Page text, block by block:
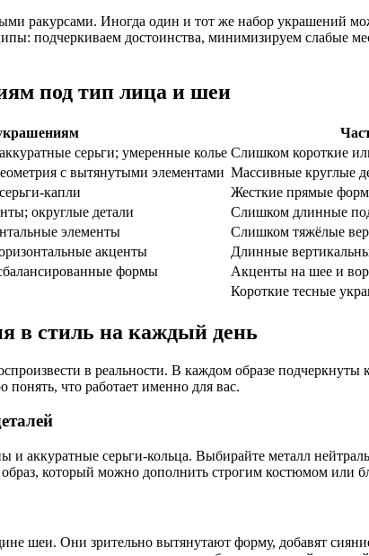
ракурсами. Иногда один и тот же набор украшений
подчеркиваем достоинства, минимизируем слабые
под тип лица и шеи
серьги; умеренные колье Слишком короткие
с вытянутыми элементами Массивные круглые
капли
Жесткие прямые
округлые детали
Слишком длинные
элементы
Слишком тяжёлые
акценты
Длинные
формы
Акценты на шее и
Короткие тесные
в стиль на каждый день
в реальности. В каждом образе
что работает именно для вас.
аккуратные серьги-кольца. Выбирайте металл
который можно дополнить строгим костюмом или
шеи. Они зрительно вытянутают форму, добавят